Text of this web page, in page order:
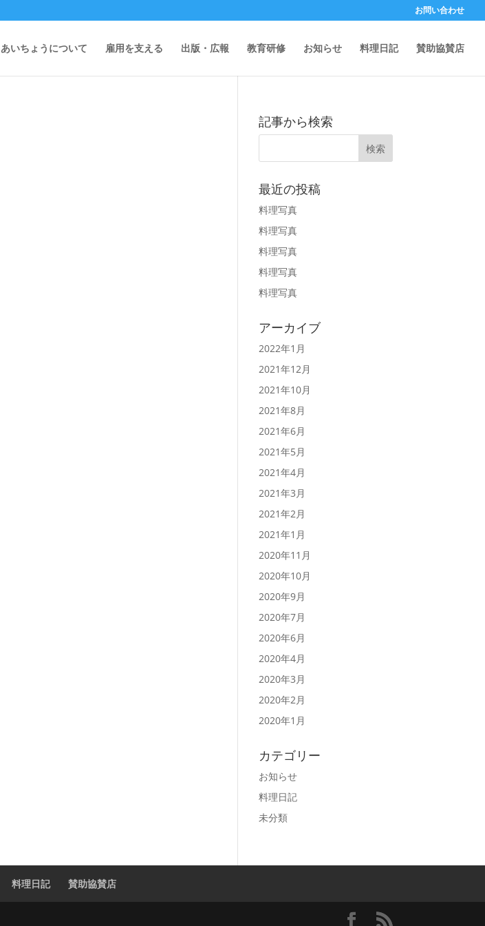
お問い合わせ
あいちょうについて 雇用を支える 出版・広報 教育研修 お知らせ 料理日記 賛助協賛店
記事から検索
最近の投稿
料理写真
料理写真
料理写真
料理写真
料理写真
アーカイブ
2022年1月
2021年12月
2021年10月
2021年8月
2021年6月
2021年5月
2021年4月
2021年3月
2021年2月
2021年1月
2020年11月
2020年10月
2020年9月
2020年7月
2020年6月
2020年4月
2020年3月
2020年2月
2020年1月
カテゴリー
お知らせ
料理日記
未分類
料理日記 賛助協賛店